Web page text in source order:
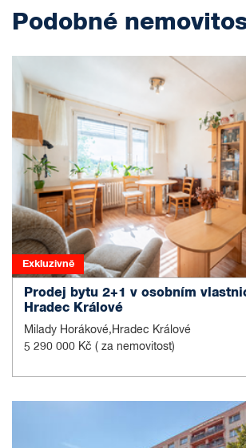
Podobné
Exkluzivně
Prodej bytu 2+1 v osobním
Hradec Králové
Milady Horákové,Hradec Králové
5 290 000 Kč ( za nemovitost)